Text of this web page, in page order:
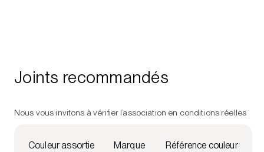
Joints recommandés
Nous vous invitons à vérifier l’association en conditions réelles
Couleur assortie Marque Référence couleur